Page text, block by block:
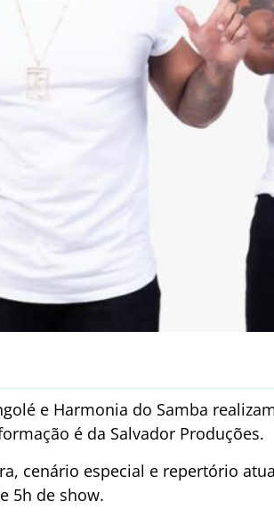
e Harmonia do Samba
é da Salvador Produções.
cenário especial e repertório
5h de show.